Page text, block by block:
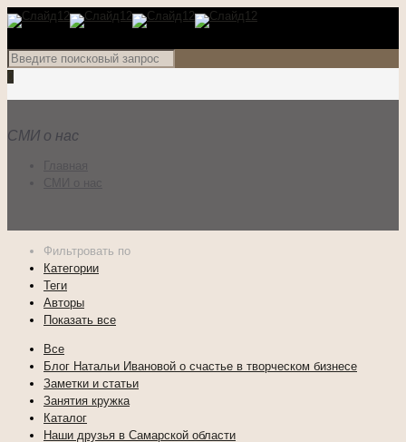
СМИ о нас
Фильтровать по
Категории
Теги
Авторы
Показать все
Все
Блог Натальи Ивановой о счастье в творческом бизнесе
Заметки и статьи
Занятия кружка
Каталог
Наши друзья в Самарской области